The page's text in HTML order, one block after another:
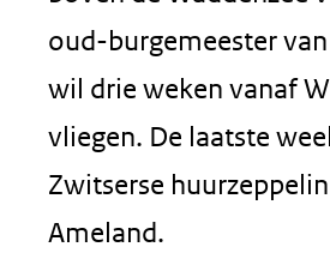
oud-burgemeester
wil drie weken vanaf
vliegen. De laatste
Zwitserse
Ameland.